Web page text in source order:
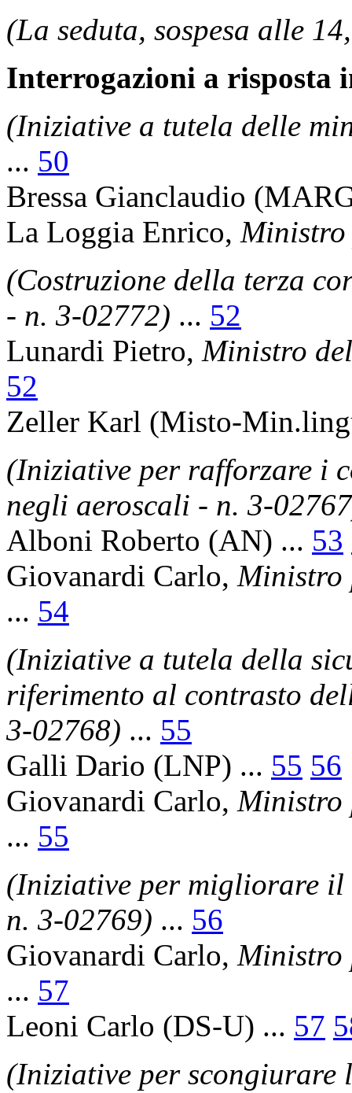
(La seduta, sospesa alle
Interrogazioni a risposta
(Iniziative a tutela delle
... 50
Bressa Gianclaudio
La Loggia Enrico,
(Costruzione della terza
- n. 3-02772) ... 52
Lunardi Pietro, Ministro
52
Zeller Karl (Misto-
(Iniziative per rafforzare i
negli aeroscali - n. 3-
Alboni Roberto (AN) ... 53
Giovanardi Carlo, Ministro
... 54
(Iniziative a tutela della
riferimento al contrasto
3-02768) ... 55
Galli Dario (LNP) ... 55 56
Giovanardi Carlo, Ministro
... 55
(Iniziative per migliorare
n. 3-02769) ... 56
Giovanardi Carlo, Ministro
... 57
Leoni Carlo (DS-U) ... 57
(Iniziative per scongiurare